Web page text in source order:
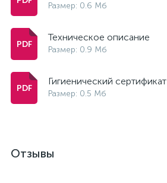
Размер: 0.6 Мб
Техническое описание
Размер: 0.9 Мб
Гигиенический сертификат
Размер: 0.5 Мб
Отзывы